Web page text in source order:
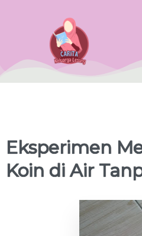
Eksperimen
Koin di Air